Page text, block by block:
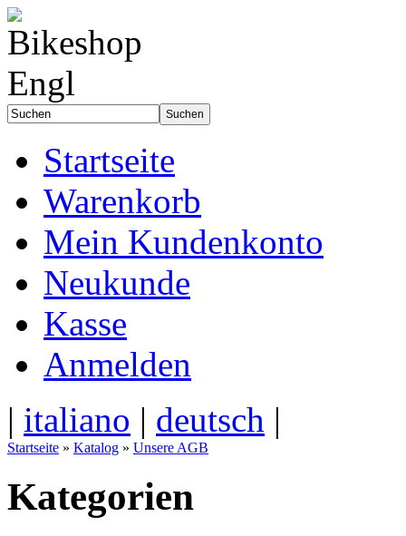
Startseite
Warenkorb
Mein Kundenkonto
Neukunde
Kasse
Anmelden
| italiano | deutsch |
Startseite » Katalog » Unsere AGB
Kategorien